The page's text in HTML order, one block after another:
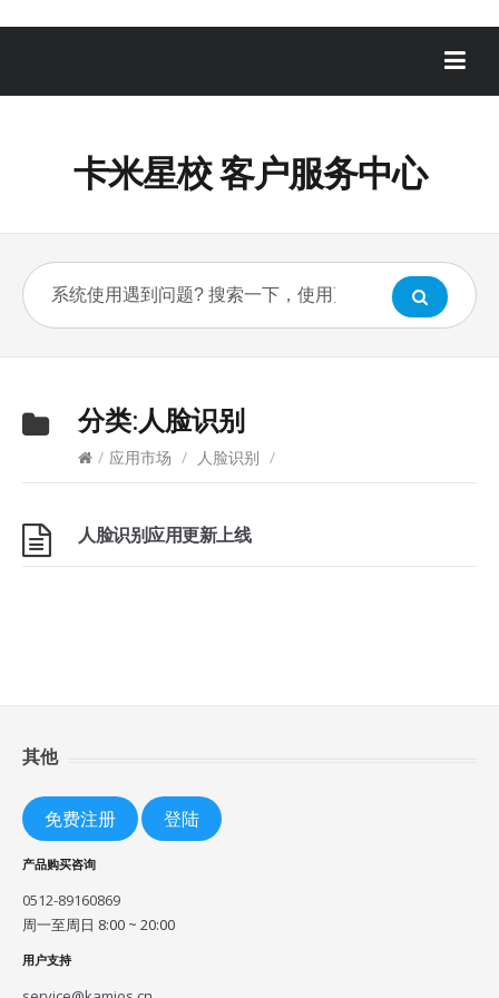
卡米星校 客户服务中心
分类:人脸识别
/ 应用市场 / 人脸识别 /
人脸识别应用更新上线
其他
免费注册 登陆
产品购买咨询
0512-89160869
周一至周日 8:00 ~ 20:00
用户支持